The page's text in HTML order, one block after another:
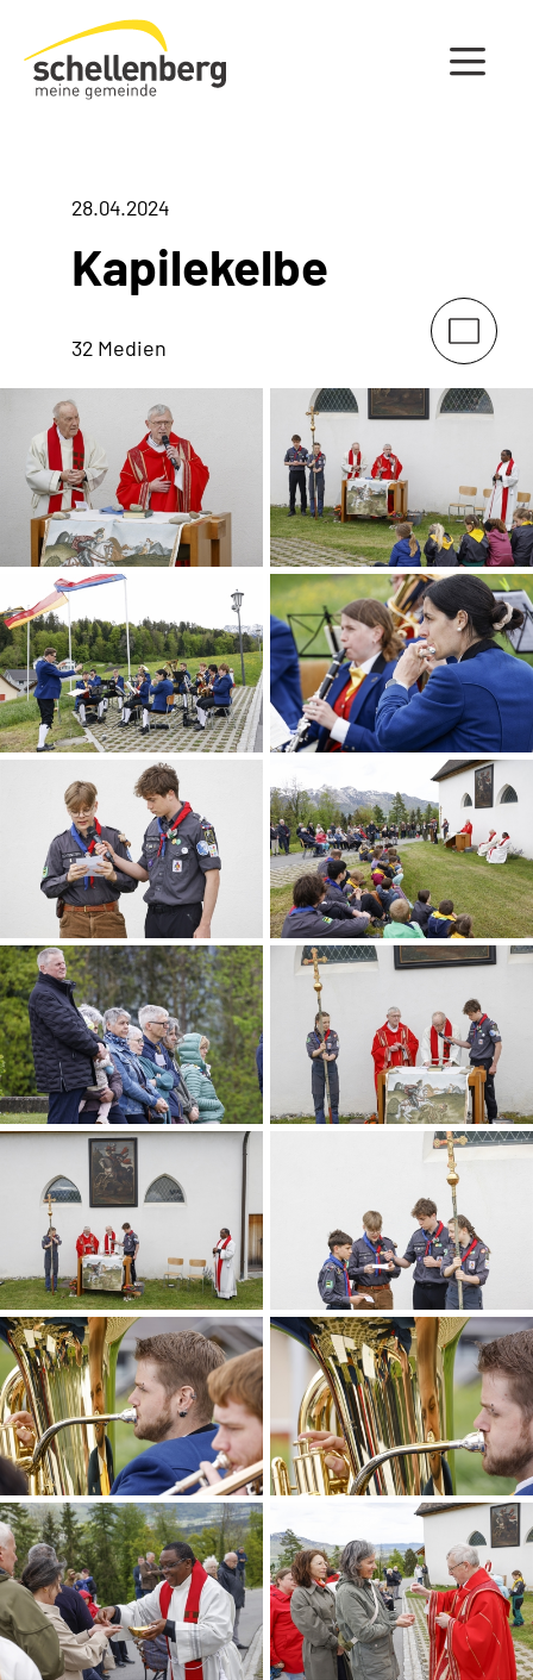
Gemeinde Schellenberg Startseite
28.04.2024
Kapilekelbe
32 Medien